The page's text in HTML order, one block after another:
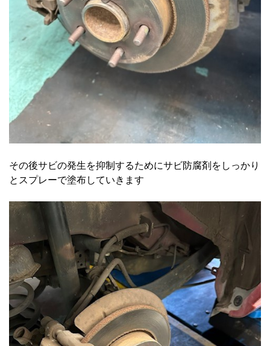
その後サビの発生を抑制するためにサビ防腐剤をしっかり
とスプレーで塗布していきます